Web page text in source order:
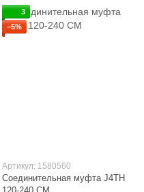
3
−5%
Артикул: 1580560
Соединительная муфта J4TH